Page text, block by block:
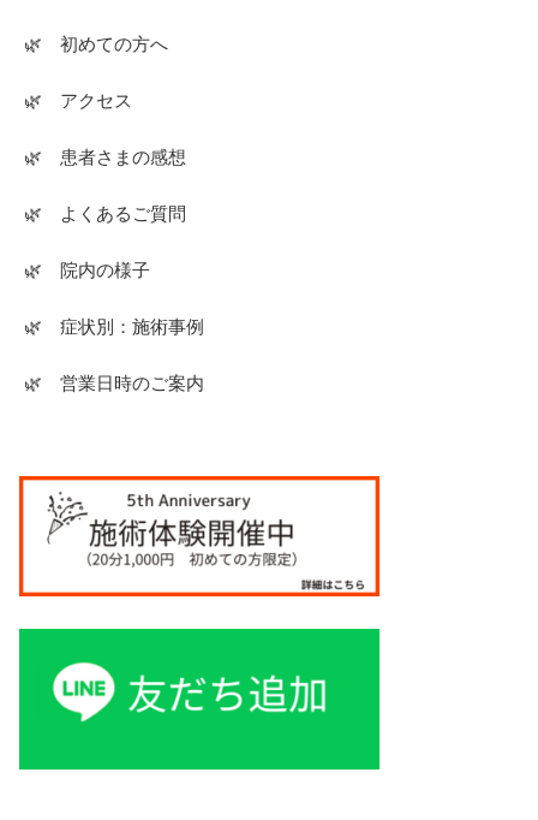
🌿 初めての方へ
🌿 アクセス
🌿 患者さまの感想
🌿 よくあるご質問
🌿 院内の様子
🌿 症状別：施術事例
🌿 営業日時のご案内